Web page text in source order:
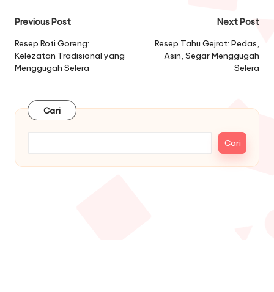
Post
navigation
Previous Post
Resep Roti Goreng:
Kelezatan Tradisional yang
Menggugah Selera
Next Post
Resep Tahu Gejrot: Pedas,
Asin, Segar Menggugah
Selera
Cari
Cari